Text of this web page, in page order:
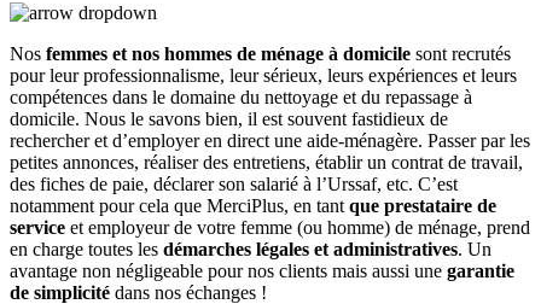
Nos femmes et nos hommes de ménage à domicile sont recrutés
pour leur professionnalisme, leur sérieux, leurs expériences et leurs
compétences dans le domaine du nettoyage et du repassage à
domicile. Nous le savons bien, il est souvent fastidieux de
rechercher et d’employer en direct une aide-ménagère. Passer par les
petites annonces, réaliser des entretiens, établir un contrat de travail,
des fiches de paie, déclarer son salarié à l’Urssaf, etc. C’est
notamment pour cela que MerciPlus, en tant que prestataire de
service et employeur de votre femme (ou homme) de ménage, prend
en charge toutes les démarches légales et administratives. Un
avantage non négligeable pour nos clients mais aussi une garantie
de simplicité dans nos échanges !